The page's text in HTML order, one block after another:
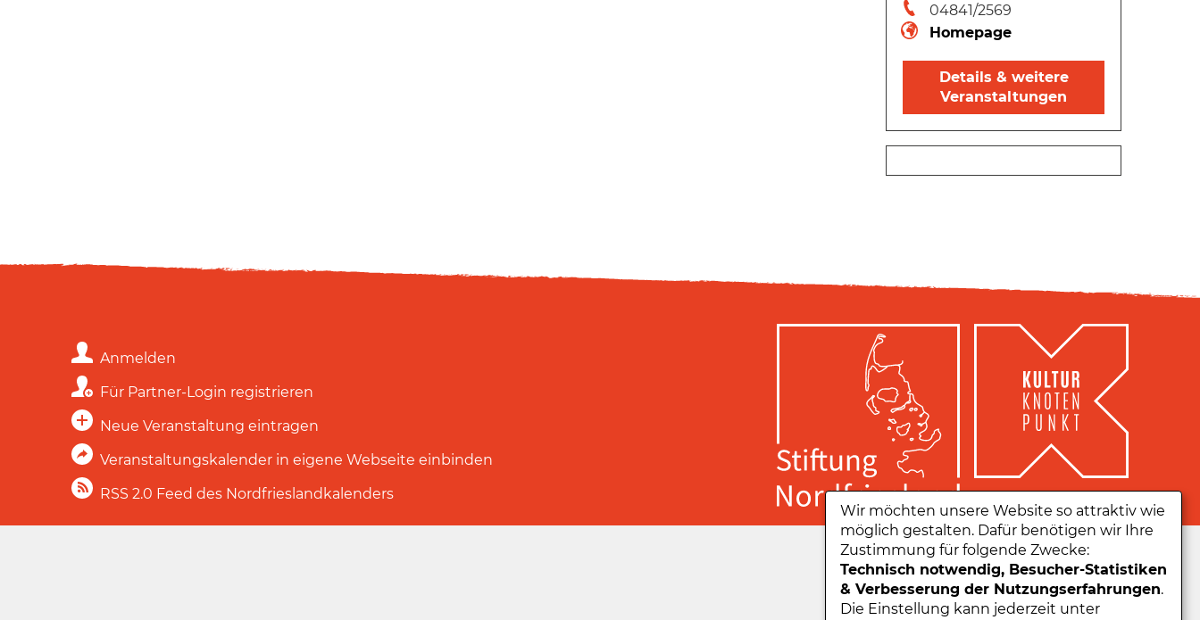
04841/2569
Homepage
Details & weitere
Veranstaltungen
Anmelden
Für Partner-Login registrieren
Neue Veranstaltung eintragen
Veranstaltungskalender in eigene Webseite einbinden
RSS 2.0 Feed des Nordfrieslandkalenders
Zu unserer App:
Wir möchten unsere Website so attraktiv wie
möglich gestalten. Dafür benötigen wir Ihre
Zustimmung für folgende Zwecke:
Technisch notwendig, Besucher-Statistiken
& Verbesserung der Nutzungserfahrungen.
Die Einstellung kann jederzeit unter